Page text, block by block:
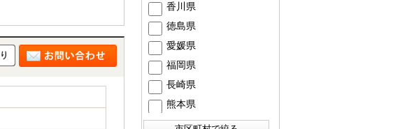
香川県
徳島県
愛媛県
福岡県
長崎県
熊本県